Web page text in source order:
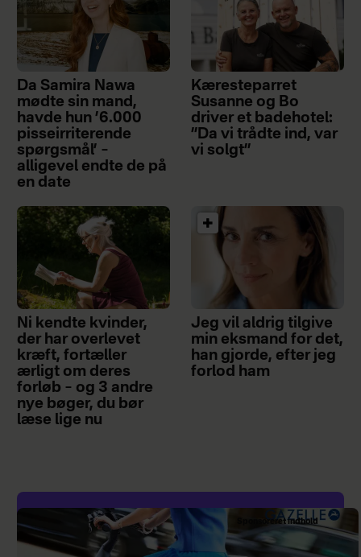
Da Samira Nawa
mødte sin mand,
havde hun ’6.000
pisseirriterende
spørgsmål’ –
alligevel endte de på
en date
Kæresteparret
Susanne og Bo
driver et badehotel:
”Da vi trådte ind, var
vi solgt”
Ni kendte kvinder,
der har overlevet
kræft, fortæller
ærligt om deres
forløb – og 3 andre
nye bøger, du bør
læse lige nu
Jeg vil aldrig tilgive
min eksmand for det,
han gjorde, efter jeg
forlod ham
Sponsoreret indhold